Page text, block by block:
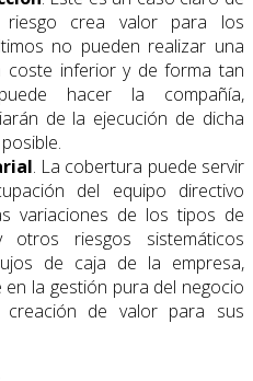
crea valor para los
no pueden realizar una
coste inferior y de forma tan
hacer la compañía,
de la ejecución de dicha
. La cobertura puede servir
del equipo directivo
variaciones de los tipos de
riesgos sistemáticos
de caja de la empresa,
la gestión pura del negocio
de valor para sus